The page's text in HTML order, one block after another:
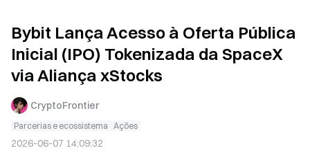
Bybit Lança Acesso à Oferta Pública
Inicial (IPO) Tokenizada da SpaceX
via Aliança xStocks
CryptoFrontier
Parcerias e ecossistema Ações
2026-06-07 14:09:32